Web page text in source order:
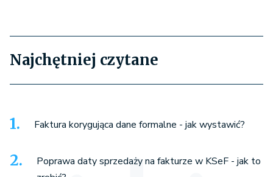
Najchętniej czytane
Faktura korygująca dane formalne - jak wystawić?
Poprawa daty sprzedaży na fakturze w KSeF - jak to